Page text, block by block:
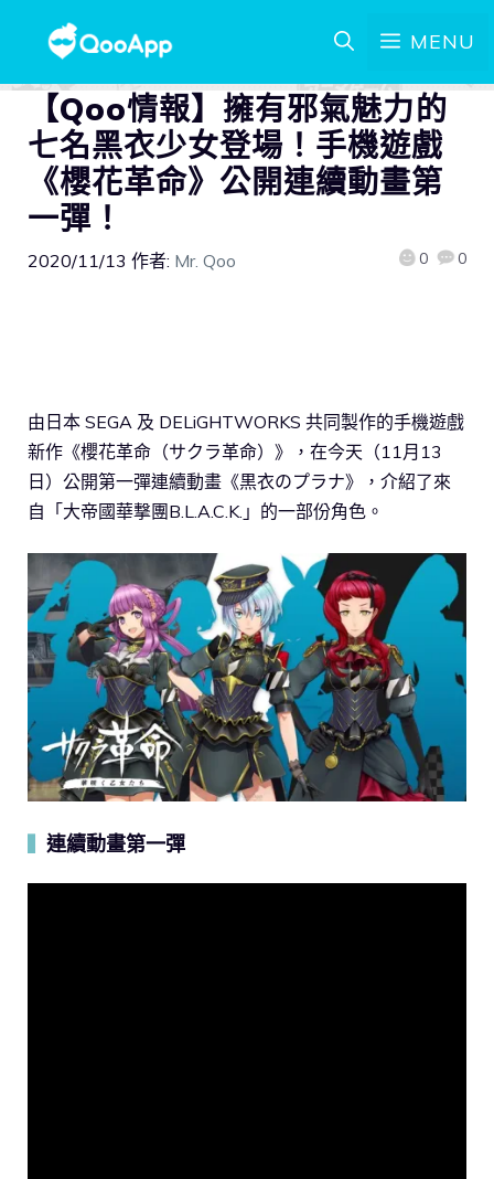
MENU
【Qoo情報】擁有邪氣魅力的
七名黑衣少女登場！手機遊戲
《櫻花革命》公開連續動畫第
一彈！
2020/11/13 作者: Mr. Qoo 0 0
由日本 SEGA 及 DELiGHTWORKS 共同製作的手機遊戲
新作《櫻花革命（サクラ革命）》，在今天（11月13
日）公開第一彈連續動畫《黒衣のプラナ》，介紹了來
自「大帝國華撃團B.L.A.C.K.」的一部份角色。
連續動畫第一彈